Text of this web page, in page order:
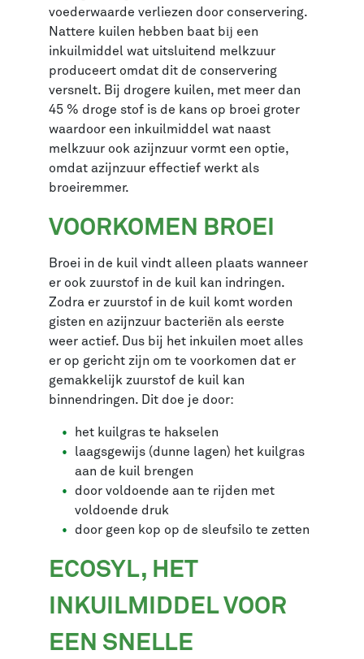
voederwaarde verliezen door conservering.
Nattere kuilen hebben baat bĳ een
inkuilmiddel wat uitsluitend melkzuur
produceert omdat dit de conservering
versnelt. Bij drogere kuilen, met meer dan
45 % droge stof is de kans op broei groter
waardoor een inkuilmiddel wat naast
melkzuur ook azijnzuur vormt een optie,
omdat azijnzuur effectief werkt als
broeiremmer.
VOORKOMEN BROEI
Broei in de kuil vindt alleen plaats wanneer
er ook zuurstof in de kuil kan indringen.
Zodra er zuurstof in de kuil komt worden
gisten en azijnzuur bacteriën als eerste
weer actief. Dus bij het inkuilen moet alles
er op gericht zijn om te voorkomen dat er
gemakkelijk zuurstof de kuil kan
binnendringen. Dit doe je door:
het kuilgras te hakselen
laagsgewijs (dunne lagen) het kuilgras
aan de kuil brengen
door voldoende aan te rijden met
voldoende druk
door geen kop op de sleufsilo te zetten
ECOSYL, HET
INKUILMIDDEL VOOR
EEN SNELLE